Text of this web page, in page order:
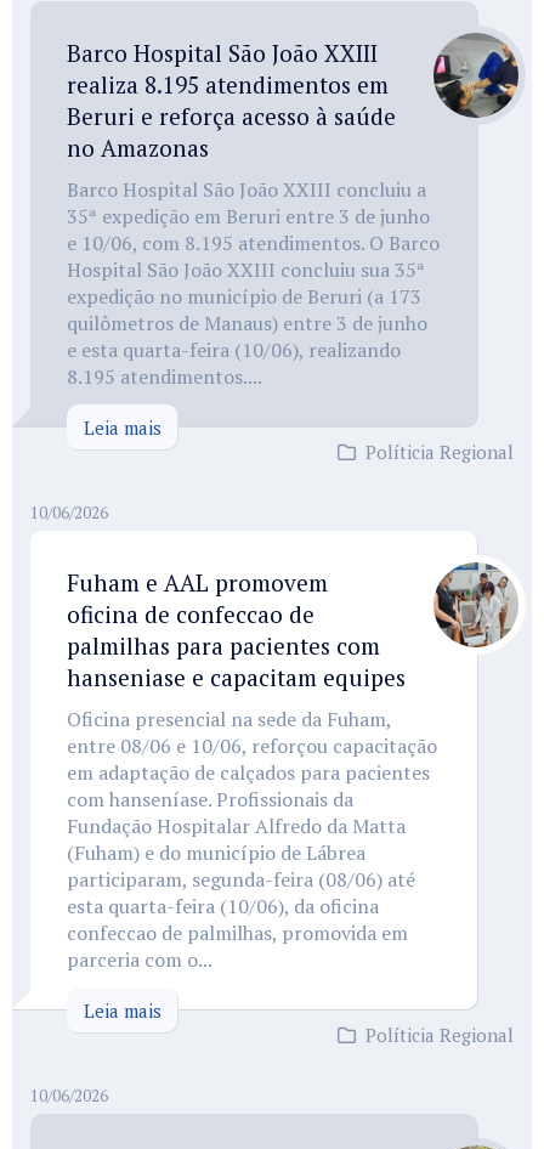
Barco Hospital São João XXIII
realiza 8.195 atendimentos em
Beruri e reforça acesso à saúde
no Amazonas
Barco Hospital São João XXIII concluiu a
35ª expedição em Beruri entre 3 de junho
e 10/06, com 8.195 atendimentos. O Barco
Hospital São João XXIII concluiu sua 35ª
expedição no município de Beruri (a 173
quilômetros de Manaus) entre 3 de junho
e esta quarta-feira (10/06), realizando
8.195 atendimentos....
Leia mais
Políticia Regional
10/06/2026
Fuham e AAL promovem
oficina de confeccao de
palmilhas para pacientes com
hanseniase e capacitam equipes
Oficina presencial na sede da Fuham,
entre 08/06 e 10/06, reforçou capacitação
em adaptação de calçados para pacientes
com hanseníase. Profissionais da
Fundação Hospitalar Alfredo da Matta
(Fuham) e do município de Lábrea
participaram, segunda-feira (08/06) até
esta quarta-feira (10/06), da oficina
confeccao de palmilhas, promovida em
parceria com o...
Leia mais
Políticia Regional
10/06/2026